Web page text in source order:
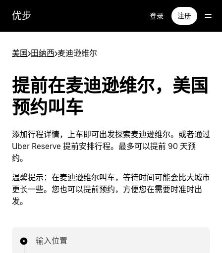
优步 登录 注册
美国>田纳西>麦迪逊维尔
提前在麦迪逊维尔，美国
预约叫车
添加行程详情，上车即可出发探索麦迪逊维尔。或者通过
Uber Reserve 提前安排行程。最多可以提前 90 天预
约。
温馨提示： 在麦迪逊维尔叫车，等待时间可能会比大城市
更长一些。您也可以提前预约，方便您在需要时准时出
发。
输入位置